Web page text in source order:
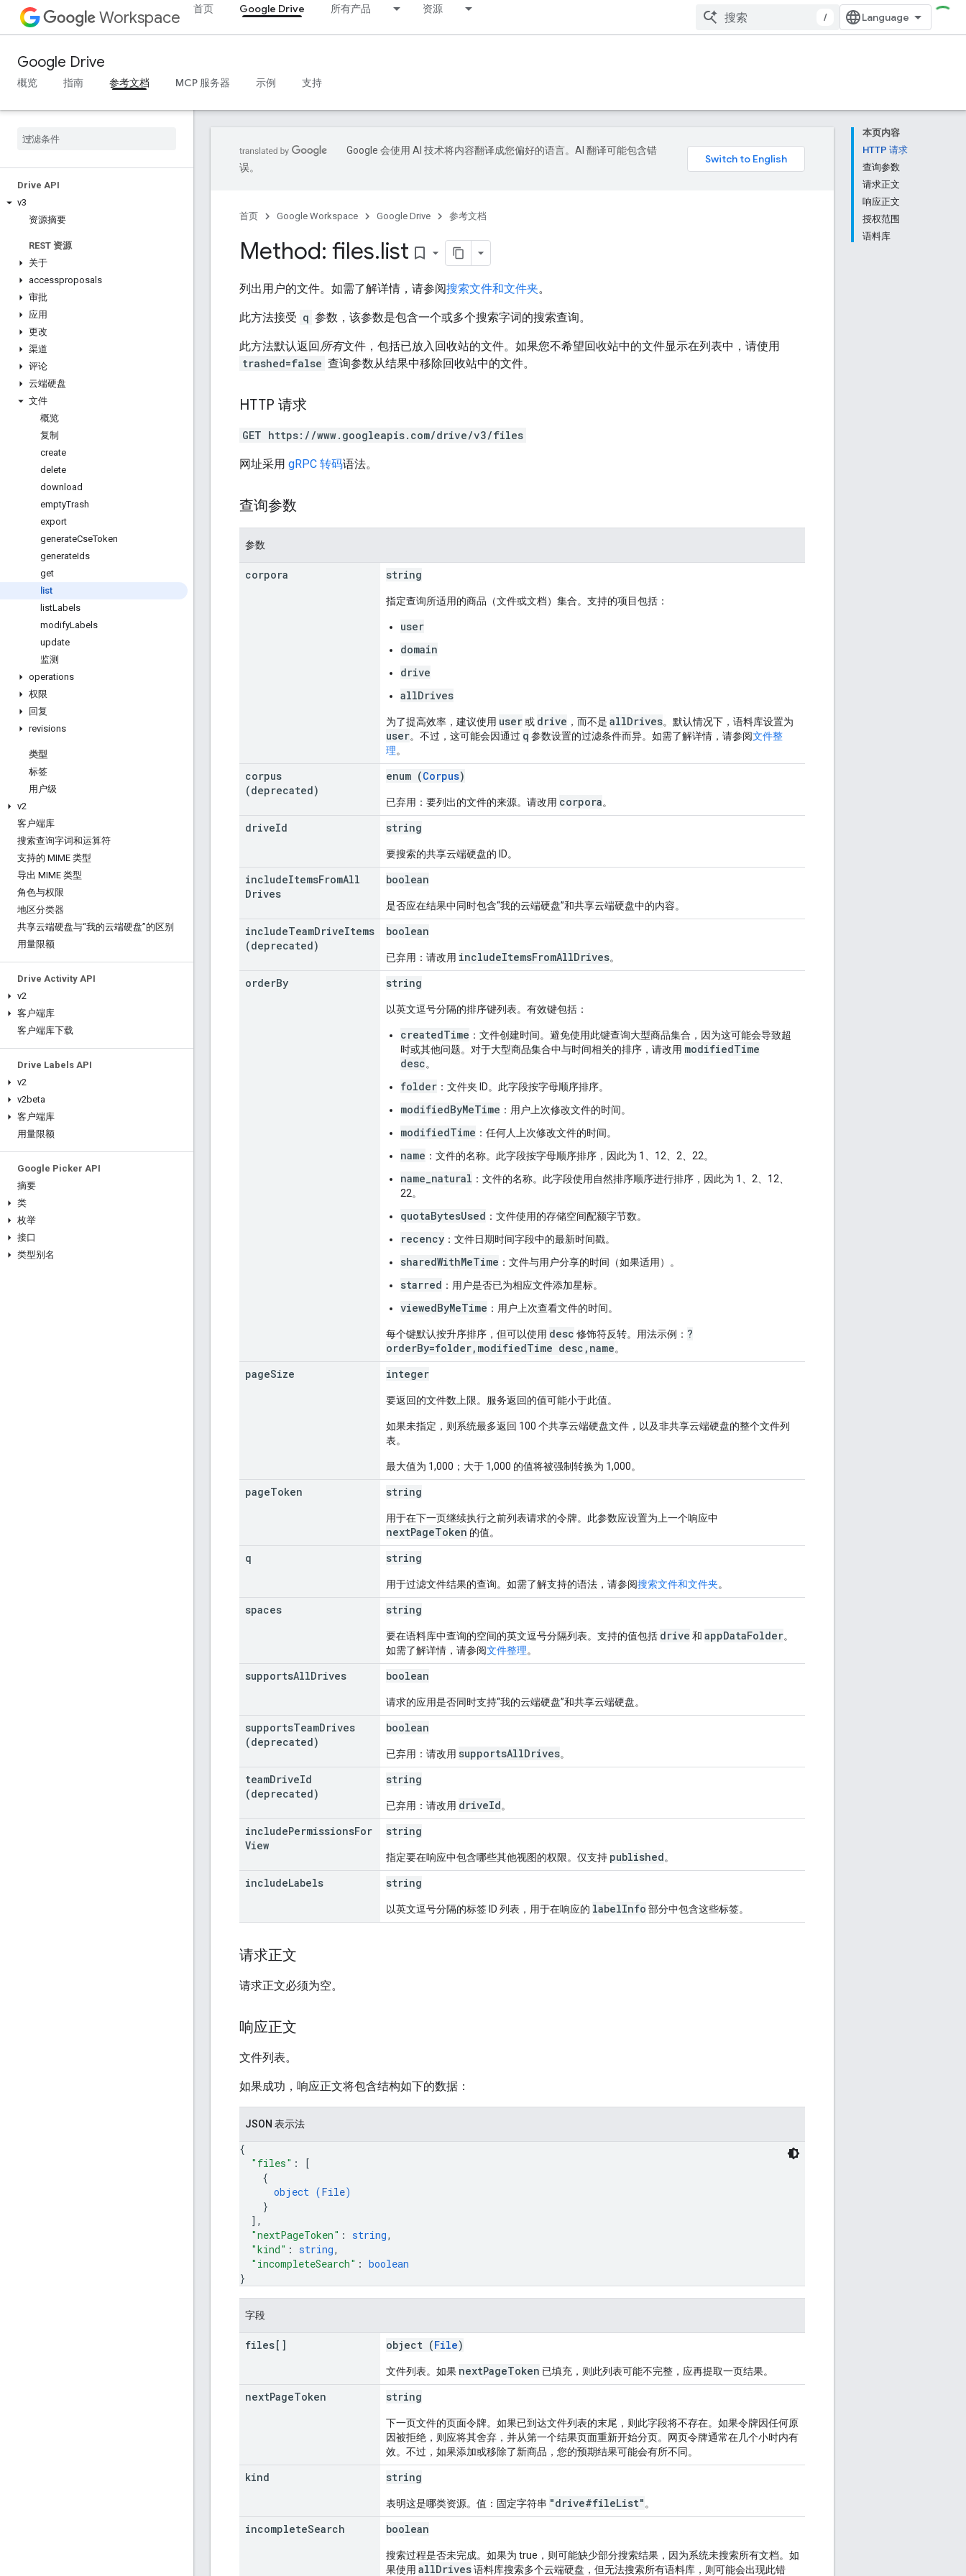
Workspace 首页 Google Drive 所有产品 资源
/
Google Drive
概览 指南 参考文档 MCP 服务器 示例 支持
Drive API
v3
资源摘要
REST 资源
关于
accessproposals
审批
应用
更改
渠道
评论
云端硬盘
文件
概览
复制
create
delete
download
emptyTrash
export
generateCseToken
generateIds
get
list
listLabels
modifyLabels
update
监测
operations
权限
回复
revisions
类型
标签
用户级
v2
客户端库
搜索查询字词和运算符
支持的 MIME 类型
导出 MIME 类型
角色与权限
地区分类器
共享云端硬盘与“我的云端硬盘”的区别
用量限额
Drive Activity API
v2
客户端库
客户端库下载
Drive Labels API
v2
v2beta
客户端库
用量限额
Google Picker API
摘要
类
枚举
接口
类型别名
本页内容
HTTP 请求
查询参数
请求正文
响应正文
授权范围
语料库
Google 会使用 AI 技术将内容翻译成您偏好的语言。AI 翻译可能包含错
误。
首页 Google Workspace Google Drive 参考文档
Method: files.list bookmark_border
列出用户的文件。如需了解详情，请参阅搜索文件和文件夹。
此方法接受 q 参数，该参数是包含一个或多个搜索字词的搜索查询。
此方法默认返回所有文件，包括已放入回收站的文件。如果您不希望回收站中的文件显示在列表中，请使用
trashed=false 查询参数从结果中移除回收站中的文件。
HTTP 请求
GET https://www.googleapis.com/drive/v3/files
网址采用 gRPC 转码语法。
查询参数
参数
corpora string
指定查询所适用的商品（文件或文档）集合。支持的项目包括：
user
domain
drive
allDrives
为了提高效率，建议使用 user或 drive ，而不是 allDrives。默认情况下，语料库设置为
user。不过，这可能会因通过 q 参数设置的过滤条件而异。如需了解详情，请参阅文件整
理。
corpus
(deprecated)
enum (Corpus)
已弃用：要列出的文件的来源。请改用 corpora。
driveId string
要搜索的共享云端硬盘的 ID。
includeItemsFromAll
Drives
boolean
是否应在结果中同时包含“我的云端硬盘”和共享云端硬盘中的内容。
includeTeamDriveItems
(deprecated)
boolean
已弃用：请改用 includeItemsFromAllDrives。
orderBy string
以英文逗号分隔的排序键列表。有效键包括：
createdTime ：文件创建时间。避免使用此键查询大型商品集合，因为这可能会导致超
时或其他问题。对于大型商品集合中与时间相关的排序，请改用 modifiedTime
desc。
folder ：文件夹 ID。此字段按字母顺序排序。
modifiedByMeTime ：用户上次修改文件的时间。
modifiedTime ：任何人上次修改文件的时间。
name ：文件的名称。此字段按字母顺序排序，因此为 1、12、2、22。
name_natural ：文件的名称。此字段使用自然排序顺序进行排序，因此为 1、2、12、
22。
quotaBytesUsed ：文件使用的存储空间配额字节数。
recency ：文件日期时间字段中的最新时间戳。
sharedWithMeTime ：文件与用户分享的时间（如果适用）。
starred ：用户是否已为相应文件添加星标。
viewedByMeTime ：用户上次查看文件的时间。
每个键默认按升序排序，但可以使用 desc 修饰符反转。用法示例： ?
orderBy=folder,modifiedTime desc,name。
pageSize integer
要返回的文件数上限。服务返回的值可能小于此值。
如果未指定，则系统最多返回 100 个共享云端硬盘文件，以及非共享云端硬盘的整个文件列
表。
最大值为 1,000；大于 1,000 的值将被强制转换为 1,000。
pageToken string
用于在下一页继续执行之前列表请求的令牌。此参数应设置为上一个响应中
nextPageToken 的值。
q string
用于过滤文件结果的查询。如需了解支持的语法，请参阅搜索文件和文件夹。
spaces string
要在语料库中查询的空间的英文逗号分隔列表。支持的值包括 drive 和 appDataFolder。
如需了解详情，请参阅文件整理。
supportsAllDrives boolean
请求的应用是否同时支持“我的云端硬盘”和共享云端硬盘。
supportsTeamDrives
(deprecated)
boolean
已弃用：请改用 supportsAllDrives。
teamDriveId
(deprecated)
string
已弃用：请改用 driveId。
includePermissionsFor
View
string
指定要在响应中包含哪些其他视图的权限。仅支持 published。
includeLabels string
以英文逗号分隔的标签 ID 列表，用于在响应的 labelInfo 部分中包含这些标签。
请求正文
请求正文必须为空。
响应正文
文件列表。
如果成功，响应正文将包含结构如下的数据：
JSON 表示法
{
"files" :
[
{
object (File)
}
] ,
"nextPageToken" : string,
"kind" : string,
"incompleteSearch" : boolean
}
字段
files[] object (File)
文件列表。如果 nextPageToken 已填充，则此列表可能不完整，应再提取一页结果。
nextPageToken string
下一页文件的页面令牌。如果已到达文件列表的末尾，则此字段将不存在。如果令牌因任何原
因被拒绝，则应将其舍弃，并从第一个结果页面重新开始分页。网页令牌通常在几个小时内有
效。不过，如果添加或移除了新商品，您的预期结果可能会有所不同。
kind string
表明这是哪类资源。值：固定字符串 "drive#fileList" 。
incompleteSearch boolean
搜索过程是否未完成。如果为 true，则可能缺少部分搜索结果，因为系统未搜索所有文档。如
果使用 allDrives语料库搜索多个云端硬盘，但无法搜索所有语料库，则可能会出现此错